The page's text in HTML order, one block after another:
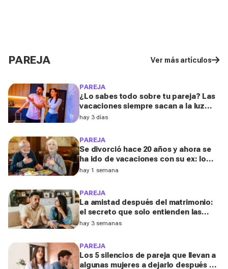
PAREJA Ver más artículos
PAREJA
¿Lo sabes todo sobre tu pareja? Las
vacaciones siempre sacan a la luz
estas cinco facetas ocultas, según
hay 3 días
PAREJA
Se divorció hace 20 años y ahora se
ha ido de vacaciones con su ex: lo
que ocurrió a los 70 la sorprendió
hay 1 semana
PAREJA
La amistad después del matrimonio:
el secreto que solo entienden las
personas divorciadas y viudas, según
hay 3 semanas
PAREJA
Los 5 silencios de pareja que llevan a
algunas mujeres a dejarlo después de